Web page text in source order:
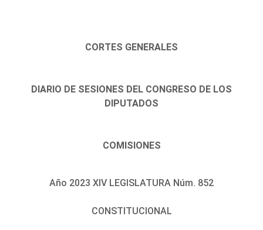
CORTES GENERALES
DIARIO DE SESIONES DEL CONGRESO DE LOS
DIPUTADOS
COMISIONES
Año 2023 XIV LEGISLATURA Núm. 852
CONSTITUCIONAL